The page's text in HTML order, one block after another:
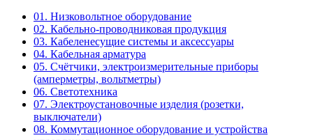
01. Низковольтное оборудование
02. Кабельно-проводниковая продукция
03. Кабеленесущие системы и аксессуары
04. Кабельная арматура
05. Счётчики, электроизмерительные приборы
(амперметры, вольтметры)
06. Светотехника
07. Электроустановочные изделия (розетки,
выключатели)
08. Коммутационное оборудование и устройства